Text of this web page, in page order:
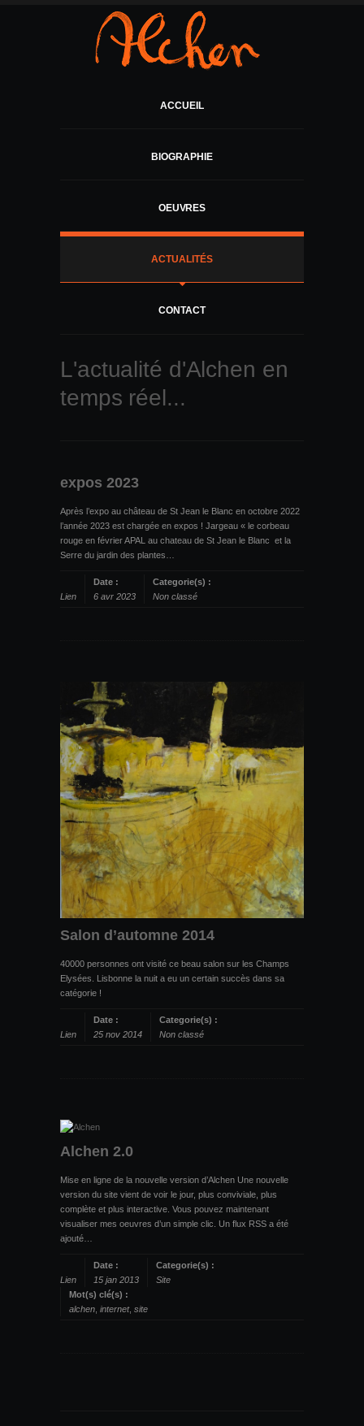
ACCUEIL
BIOGRAPHIE
OEUVRES
ACTUALITÉS
CONTACT
L'actualité d'Alchen en
temps réel...
expos 2023
Après l’expo au château de St Jean le Blanc en octobre 2022
l’année 2023 est chargée en expos ! Jargeau « le corbeau
rouge en février APAL au chateau de St Jean le Blanc et la
Serre du jardin des plantes…
Lien
Date :
6 avr 2023
Categorie(s) :
Non classé
Salon d’automne 2014
40000 personnes ont visité ce beau salon sur les Champs
Elysées. Lisbonne la nuit a eu un certain succès dans sa
catégorie !
Lien
Date :
25 nov 2014
Categorie(s) :
Non classé
Alchen 2.0
Mise en ligne de la nouvelle version d’Alchen Une nouvelle
version du site vient de voir le jour, plus conviviale, plus
complète et plus interactive. Vous pouvez maintenant
visualiser mes oeuvres d’un simple clic. Un flux RSS a été
ajouté…
Lien
Date :
15 jan 2013
Categorie(s) :
Site
Mot(s) clé(s) :
alchen internet, site